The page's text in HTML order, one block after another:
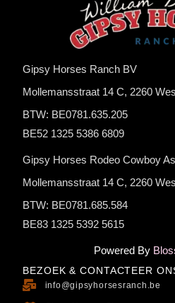
Gipsy Horses Ranch BV
Mollemansstraat 14 C, 2260
BTW: BE0781.635.205
BE52 1325 5386 6809
Gipsy Horses Rodeo Cowboy
Mollemansstraat 14 C, 2260
BTW: BE0781.685.584
BE83 1325 5392 5615
Powered By
BEZOEK & CONTACTEER
info@gipsyhorsesranch.be